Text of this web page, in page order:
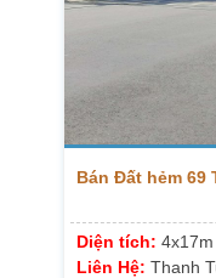
Bán Đất hẻm 69
Diện tích: 4x17m
Liên Hệ: Thanh